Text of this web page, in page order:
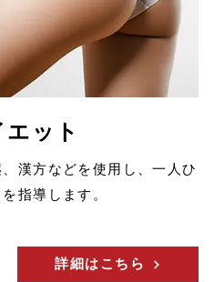
ット
漢方などを使用し、一人ひ
指導します。
詳細はこちら